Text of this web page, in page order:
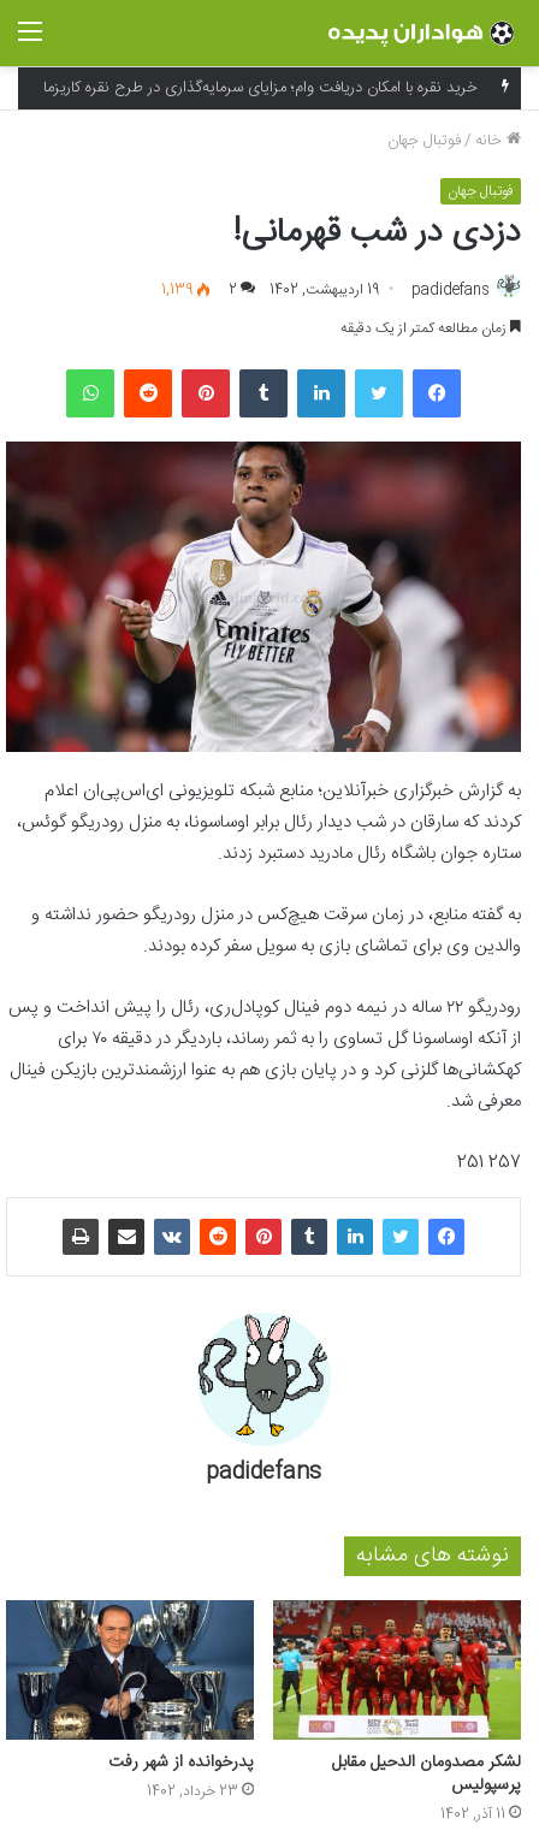
خانه /فوتبال جهان
فوتبال جهان
دزدی در شب قهرمانی!
padidefans 19 اردیبهشت, 1402 2
1,139
زمان مطالعه کمتر از یک دقیقه
فیسبوک لینکداین پینتریست
به گزارش خبرگزاری خبرآنلاین؛ منابع شبکه تلویزیونی ای‌اس‌پی‌ان اعلام
کردند که سارقان در شب دیدار رئال برابر اوساسونا، به منزل رودریگو گوئس،
ستاره جوان باشگاه رئال مادرید دستبرد زدند.
به گفته منابع، در زمان سرقت هیچ‌کس در منزل رودریگو حضور نداشته و
والدین وی برای تماشای بازی به سویل سفر کرده بودند.
رودریگو ۲۲ ساله در نیمه دوم فینال کوپادل‌ری، رئال را پیش انداخت و پس
از آنکه اوساسونا گل تساوی را به ثمر رساند، باردیگر در دقیقه ۷۰ برای
کهکشانی‌ها گلزنی کرد و در پایان بازی هم به عنوا ارزشمندترین بازیکن فینال
معرفی شد.
257 251
padidefans
نوشته های مشابه
لشکر مصدومان الدحیل مقابل
پرسپولیس
11 آذر, 1402
پدرخوانده از شهر رفت
23 خرداد, 1402